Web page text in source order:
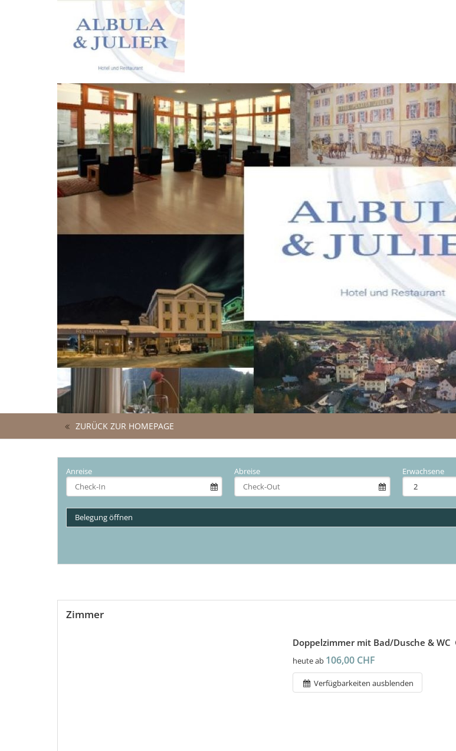
ZURÜCK ZUR HOMEPAGE
Anreise Abreise Erwachsene
Belegung öffnen
Zimmer
Doppelzimmer mit Bad/Dusche & WC
heute ab 106,00 CHF
Verfügbarkeiten ausblenden